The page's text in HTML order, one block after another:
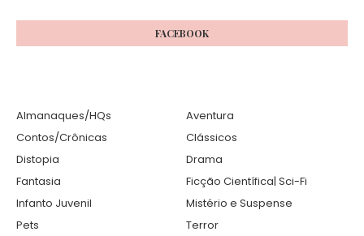
FACEBOOK
Almanaques/HQs
Aventura
Contos/Crônicas
Clássicos
Distopia
Drama
Fantasia
Ficção Científica| Sci-Fi
Infanto Juvenil
Mistério e Suspense
Pets
Terror